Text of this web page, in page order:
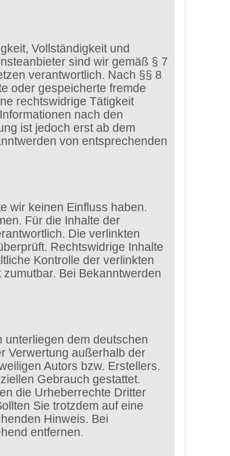
Vollständigkeit und
sind wir gemäß § 7
verantwortlich. Nach §§ 8
oder gespeicherte fremde
rechtswidrige Tätigkeit
nach den
ist jedoch erst ab dem
von entsprechenden
wir keinen Einfluss haben.
Für die Inhalte der
Die verlinkten
Rechtswidrige Inhalte
Kontrolle der verlinkten
Bei Bekanntwerden
unterliegen dem deutschen
Verwertung außerhalb der
Autors bzw. Erstellers.
Gebrauch gestattet.
die Urheberrechte Dritter
Sie trotzdem auf eine
Hinweis. Bei
entfernen.